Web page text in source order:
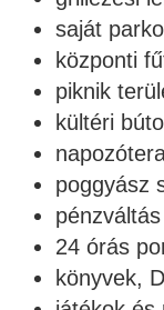
saját
központi
piknik
kültéri
poggyász
pénzváltás
24 órás
könyvek,